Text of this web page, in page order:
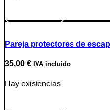
Pareja protectores de
35,00 € IVA incluido
Hay existencias